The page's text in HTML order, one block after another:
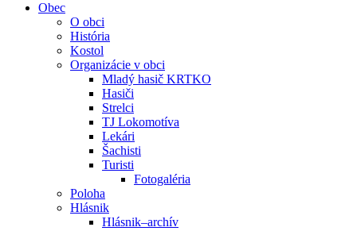
Obec
O obci
História
Kostol
Organizácie v obci
Mladý hasič KRTKO
Hasiči
Strelci
TJ Lokomotíva
Lekári
Šachisti
Turisti
Fotogaléria
Poloha
Hlásnik
Hlásnik–archív